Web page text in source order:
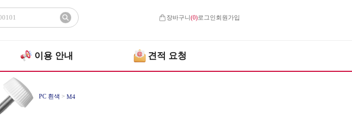
장바구니(0)로그인 회원가입
이용 안내 견적 요청
PC 흰색 > M4